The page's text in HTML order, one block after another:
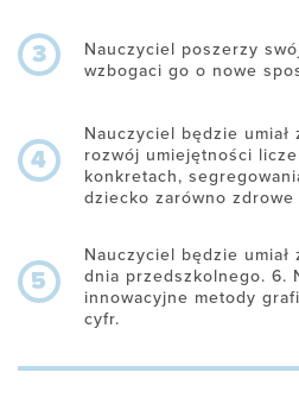
3
Nauczyciel poszerzy
wzbogaci go o nowe
4
Nauczyciel będzie umiał
rozwój umiejętności
konkretach,
dziecko zarówno
5
Nauczyciel będzie umiał
dnia przedszkolnego. 6.
innowacyjne metody
cyfr.